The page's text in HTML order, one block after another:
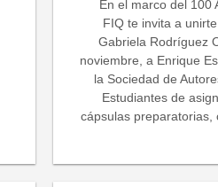
En el marco del 100
FIQ te invita a
Gabriela Rodríguez
noviembre, a Enrique
la Sociedad de
Estudiantes de
cápsulas preparatorias,